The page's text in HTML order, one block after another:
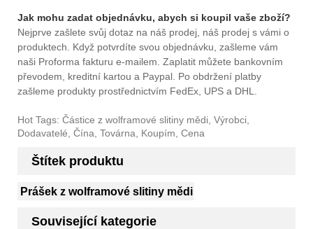
Jak mohu zadat objednávku, abych si koupil vaše zboží?
Nejprve zašlete svůj dotaz na náš prodej, náš prodej s vámi o
produktech. Když potvrdíte svou objednávku, zašleme vám
naši Proforma fakturu e-mailem. Zaplatit můžete bankovním
převodem, kreditní kartou a Paypal. Po obdržení platby
zašleme produkty prostřednictvím FedEx, UPS a DHL.
Hot Tags: Částice z wolframové slitiny mědi, Výrobci,
Dodavatelé, Čína, Továrna, Koupím, Cena
Štítek produktu
Prášek z wolframové slitiny mědi
Související kategorie